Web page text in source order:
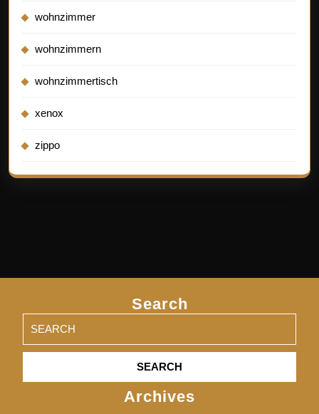
wohnzimmer
wohnzimmern
wohnzimmertisch
xenox
zippo
Search
for:
Archives